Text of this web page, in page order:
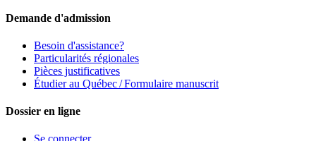
Demande d'admission
Besoin d'assistance?
Particularités régionales
Pièces justificatives
Étudier au Québec / Formulaire manuscrit
Dossier en ligne